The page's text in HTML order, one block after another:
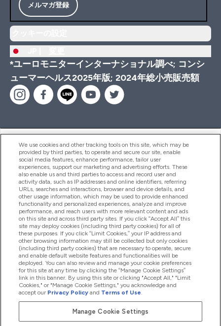
メルマガ登録
*ユーロモニターインターナショナル調べ; コンシ
ューマーヘルス2025年版; 2024年総小売販売額
ヘルプ＆ガイド
商品について
会社概要
特典＆ポイント
2026 The Hut.com Ltd
We use cookies and other tracking tools on this site, which may be
provided by third parties, to operate and secure our site, enable
social media features, enhance performance, tailor user
experiences, support our marketing and advertising efforts. These
also enable us and third parties to access and record user and
activity data, such as IP addresses and online identifiers, referring
URLs, searches and interactions, browser and device details, and
other usage information, which may be used to provide enhanced
functionality and personalized experiences, analyze and improve
performance, and reach users with more relevant content and ads
on this site and across third party sites. If you click “Accept All” this
site may deploy cookies (including third party cookies) for all of
these purposes. If you click “Limit Cookies,” your IP address and
other browsing information may still be collected but only cookies
(including third party cookies) that are necessary to operate, secure
and enable default website features and functionalities will be
deployed. You can also review and manage your cookie preferences
for this site at any time by clicking the “Manage Cookie Settings”
link in this banner. By using this site or clicking "Accept All," "Limit
Cookies," or "Manage Cookie Settings," you acknowledge and
accept our Privacy Policy and Terms of Use.
Manage Cookie Settings